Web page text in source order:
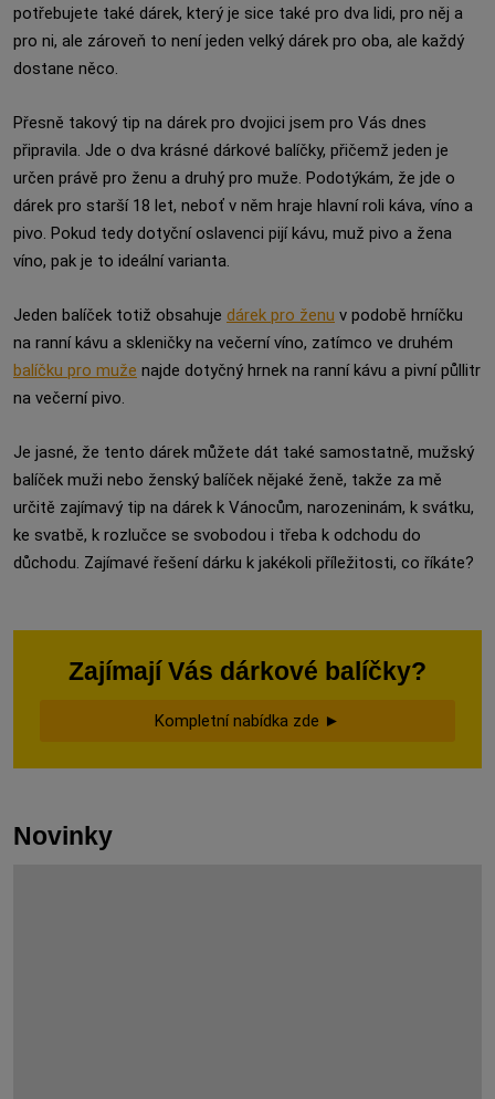
potřebujete také dárek, který je sice také pro dva lidi, pro něj a
pro ni, ale zároveň to není jeden velký dárek pro oba, ale každý
dostane něco.
Přesně takový tip na dárek pro dvojici jsem pro Vás dnes
připravila. Jde o dva krásné dárkové balíčky, přičemž jeden je
určen právě pro ženu a druhý pro muže. Podotýkám, že jde o
dárek pro starší 18 let, neboť v něm hraje hlavní roli káva, víno a
pivo. Pokud tedy dotyční oslavenci pijí kávu, muž pivo a žena
víno, pak je to ideální varianta.
Jeden balíček totiž obsahuje dárek pro ženu v podobě hrníčku
na ranní kávu a skleničky na večerní víno, zatímco ve druhém
balíčku pro muže najde dotyčný hrnek na ranní kávu a pivní půllitr
na večerní pivo.
Je jasné, že tento dárek můžete dát také samostatně, mužský
balíček muži nebo ženský balíček nějaké ženě, takže za mě
určitě zajímavý tip na dárek k Vánocům, narozeninám, k svátku,
ke svatbě, k rozlučce se svobodou i třeba k odchodu do
důchodu. Zajímavé řešení dárku k jakékoli příležitosti, co říkáte?
Zajímají Vás dárkové balíčky?
Kompletní nabídka zde ►
Novinky